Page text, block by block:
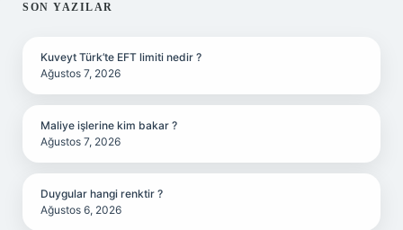
SIDEBAR
SON YAZILAR
Kuveyt Türk’te EFT limiti nedir ?
Ağustos 7, 2026
Maliye işlerine kim bakar ?
Ağustos 7, 2026
Duygular hangi renktir ?
Ağustos 6, 2026